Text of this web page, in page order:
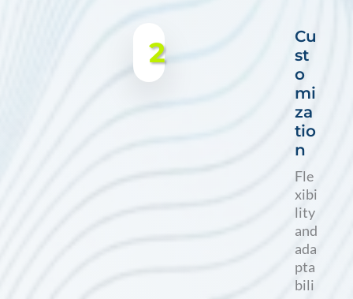
2
Cu
st
o
mi
za
tio
n
Fle
xibi
lity
and
ada
pta
bili